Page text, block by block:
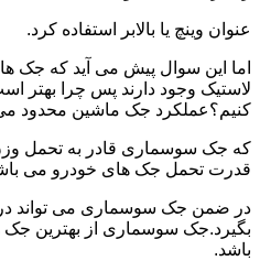
عنوان وینچ یا بالابر استفاده کرد.
اما این سوال پیش می آید که جک
لاستیک وجود دارند پس چرا بهتر
کنیم؟عملکرد جک ماشین محدود
که جک سوسماری قادر به تحمل
قدرت تحمل جک های خودرو می
در ضمن جک سوسماری می تواند در
باشد.